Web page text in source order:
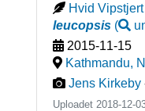
Hvid Vipstjert
leucopsis(
2015-11-15
Kathmandu,
Jens Kirkeby
Uploadet 2018-12-